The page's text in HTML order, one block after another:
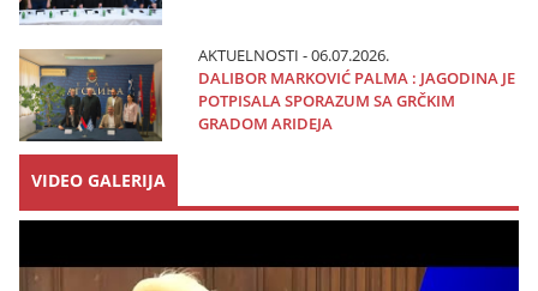
AKTUELNOSTI - 06.07.2026.
DALIBOR MARKOVIĆ PALMA : JAGODINA JE
POTPISALA SPORAZUM SA GRČKIM
GRADOM ARIDEJA
VIDEO GALERIJA